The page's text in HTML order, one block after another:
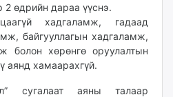
2 өдрийн дараа үүснэ.
хадгаламж, гадаад
байгууллагын хадгаламж,
болон хөрөнгө оруулалтын
аянд хамаарахгүй.
сугалаат аяны талаар